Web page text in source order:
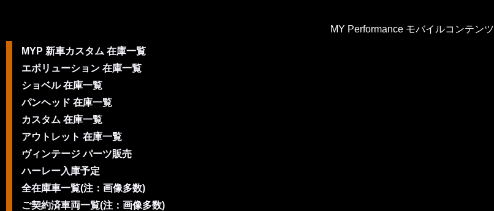
MY Performance モバイルコンテンツ
MYP 新車カスタム 在庫一覧
エボリューション 在庫一覧
ショベル 在庫一覧
パンヘッド 在庫一覧
カスタム 在庫一覧
アウトレット 在庫一覧
ヴィンテージ パーツ販売
ハーレー入庫予定
全在庫車一覧(注：画像多数)
ご契約済車両一覧(注：画像多数)